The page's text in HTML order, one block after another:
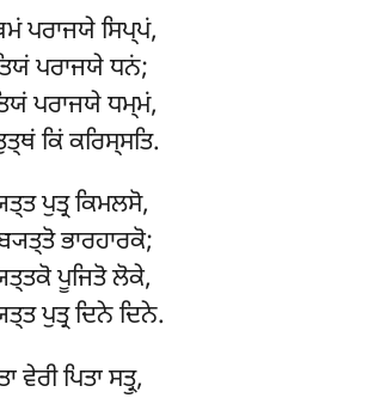
ਪਰਾਜਯੇ ਸਿਪ੍ਪਂ,
ਪਰਾਜਯੇ ਧਨਂ;
ਪਰਾਜਯੇ ਧਮ੍ਮਂ,
ਕਿਂ ਕਰਿਸ੍ਸਤਿ.
ਪੁਤ੍ਰ ਕਿਮਲਸੋ,
ਭਾਰਹਾਰਕੋ;
ਪੂਜਿਤੋ ਲੋਕੇ,
ਪੁਤ੍ਰ ਦਿਨੇ ਦਿਨੇ.
ਵੇਰੀ ਪਿਤਾ ਸਤ੍ਰੁ,